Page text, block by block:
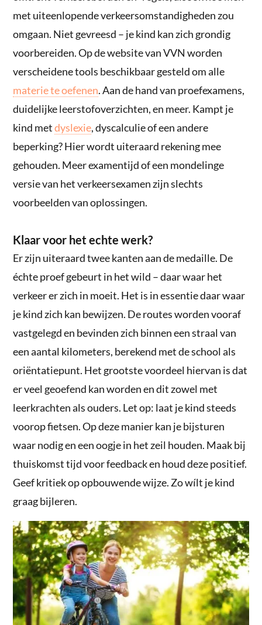
met uiteenlopende verkeersomstandigheden zou
omgaan. Niet gevreesd – je kind kan zich grondig
voorbereiden. Op de website van VVN worden
verscheidene tools beschikbaar gesteld om alle
materie te oefenen. Aan de hand van proefexamens,
duidelijke leerstofoverzichten, en meer. Kampt je
kind metdyslexie, dyscalculie of een andere
beperking? Hier wordt uiteraard rekening mee
gehouden. Meer examentijd of een mondelinge
versie van het verkeersexamen zijn slechts
voorbeelden van oplossingen.
Klaar voor het echte werk?
Er zijn uiteraard twee kanten aan de medaille. De
échte proef gebeurt in het wild – daar waar het
verkeer er zich in moeit. Het is in essentie daar waar
je kind zich kan bewijzen. De routes worden vooraf
vastgelegd en bevinden zich binnen een straal van
een aantal kilometers, berekend met de school als
oriëntatiepunt. Het grootste voordeel hiervan is dat
er veel geoefend kan worden en dit zowel met
leerkrachten als ouders. Let op: laat je kind steeds
voorop fietsen. Op deze manier kan je bijsturen
waar nodig en een oogje in het zeil houden. Maak bij
thuiskomst tijd voor feedback en houd deze positief.
Geef kritiek op opbouwende wijze. Zo wílt je kind
graag bijleren.